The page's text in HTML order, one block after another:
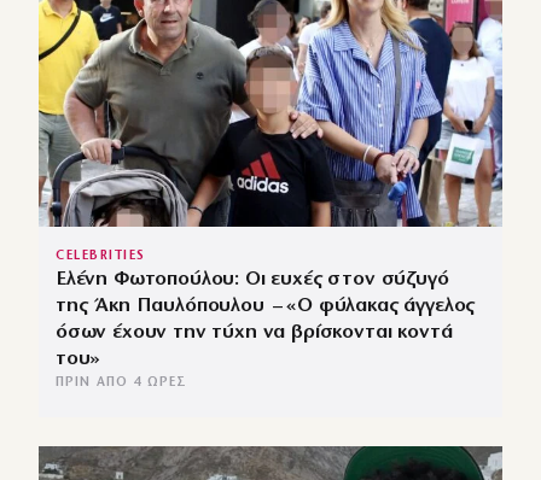
CELEBRITIES
Ελένη Φωτοπούλου: Οι ευχές στον σύζυγό
της Άκη Παυλόπουλου – «Ο φύλακας άγγελος
όσων έχουν την τύχη να βρίσκονται κοντά
του»
ΠΡΙΝ ΑΠΌ 4 ΏΡΕΣ